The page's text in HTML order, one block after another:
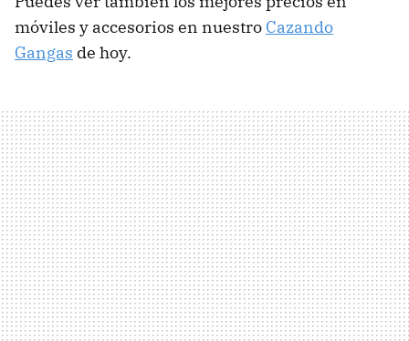
móviles y accesorios en nuestro Cazando
Gangas de hoy.